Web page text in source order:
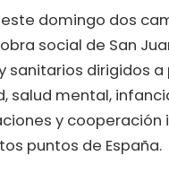
domingo dos
obra social de San
sanitarios dirigidos
salud mental,
y
puntos de España.